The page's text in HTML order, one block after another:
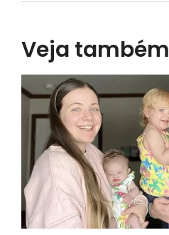
Veja também